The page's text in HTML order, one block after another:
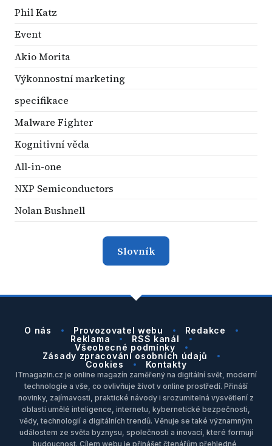
Phil Katz
Event
Akio Morita
Výkonnostní marketing
specifikace
Malware Fighter
Kognitivní věda
All-in-one
NXP Semiconductors
Nolan Bushnell
Slovník
O nás Provozovatel webu
Redakce
Reklama
RSS kanál
Všeobecné podmínky
Zásady zpracování osobních údajů
Cookies
Kontakty
ITmagazin.cz je online magazín zaměřený na digitální svět, moderní
technologie a vše, co ovlivňuje život v online prostředí. Přináší
novinky, zajímavosti, praktické návody i srozumitelná vysvětlení z
oblasti umělé inteligence, internetu, kybernetické bezpečnosti,
vědy, technologií a digitálních trendů. Věnuje se také významným
událostem ze světa byznysu, společnosti a inovací, které formují
budoucnost. Cílem webu je přinášet čtenářům přehledné,